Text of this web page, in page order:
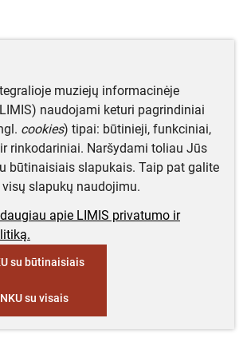
muziejų informacinėje
naudojami keturi pagrindiniai
cookies) tipai: būtinieji, funkciniai,
rinkodariniai. Naršydami toliau Jūs
būtinaisiais slapukais. Taip pat galite
slapukų naudojimu.
apie LIMIS privatumo ir
su būtinaisiais
su visais